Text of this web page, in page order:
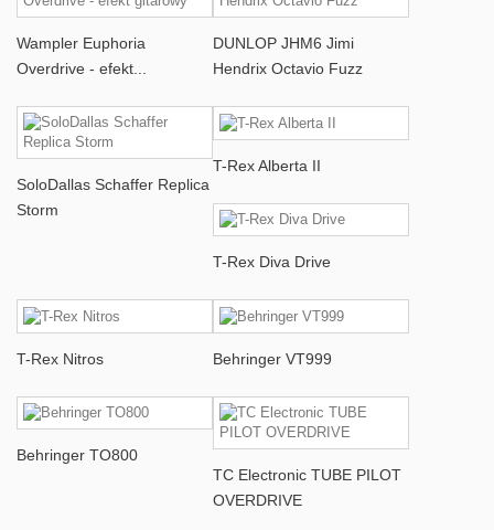
Wampler Euphoria
Overdrive - efekt...
DUNLOP JHM6 Jimi
Hendrix Octavio Fuzz
SoloDallas Schaffer Replica
Storm
T-Rex Alberta II
T-Rex Diva Drive
T-Rex Nitros Behringer VT999
Behringer TO800
TC Electronic TUBE PILOT
OVERDRIVE